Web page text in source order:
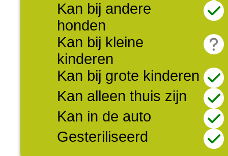
Kan bij andere
honden
Kan bij kleine
kinderen
Kan bij grote kinderen
Kan alleen thuis zijn
Kan in de auto
Gesteriliseerd